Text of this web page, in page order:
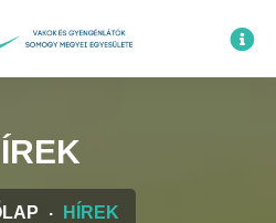
HÍREK